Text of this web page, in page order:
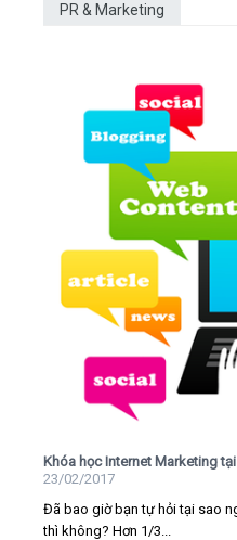
PR & Marketing
Khóa học Internet Marketing
23/02/2017
Đã bao giờ bạn tự hỏi tại sao
thì không? Hơn 1/3...